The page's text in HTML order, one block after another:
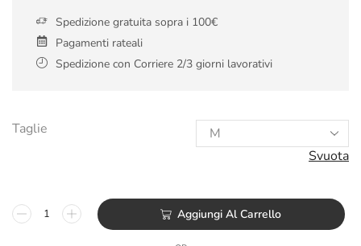
Spedizione gratuita sopra i 100€
Pagamenti rateali
Spedizione con Corriere 2/3 giorni lavorativi
Taglie
Svuota
Aggiungi Al Carrello